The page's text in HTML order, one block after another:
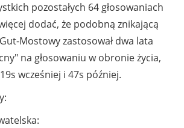
pozostałych 64 głosowaniach
dodać, że podobną znikającą
Mostowy zastosował dwa lata
na głosowaniu w obronie życia,
wcześniej i 47s później.